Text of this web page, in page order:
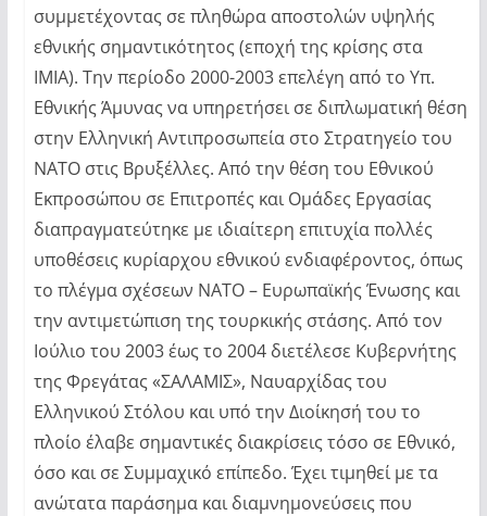
συμμετέχοντας σε πληθώρα αποστολών υψηλής
εθνικής σημαντικότητος (εποχή της κρίσης στα
ΙΜΙΑ). Την περίοδο 2000-2003 επελέγη από το Υπ.
Εθνικής Άμυνας να υπηρετήσει σε διπλωματική θέση
στην Ελληνική Αντιπροσωπεία στο Στρατηγείο του
ΝΑΤΟ στις Βρυξέλλες. Από την θέση του Εθνικού
Εκπροσώπου σε Επιτροπές και Ομάδες Εργασίας
διαπραγματεύτηκε με ιδιαίτερη επιτυχία πολλές
υποθέσεις κυρίαρχου εθνικού ενδιαφέροντος, όπως
το πλέγμα σχέσεων ΝΑΤΟ – Ευρωπαϊκής Ένωσης και
την αντιμετώπιση της τουρκικής στάσης. Από τον
Ιούλιο του 2003 έως το 2004 διετέλεσε Κυβερνήτης
της Φρεγάτας «ΣΑΛΑΜΙΣ», Ναυαρχίδας του
Ελληνικού Στόλου και υπό την Διοίκησή του το
πλοίο έλαβε σημαντικές διακρίσεις τόσο σε Εθνικό,
όσο και σε Συμμαχικό επίπεδο. Έχει τιμηθεί με τα
ανώτατα παράσημα και διαμνημονεύσεις που